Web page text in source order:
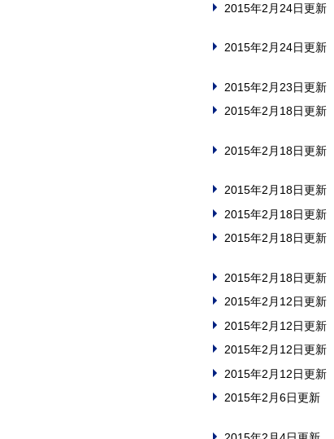
2015年2月24日更新
2015年2月24日更新
2015年2月23日更新
2015年2月18日更新
2015年2月18日更新
2015年2月18日更新
2015年2月18日更新
2015年2月18日更新
2015年2月18日更新
2015年2月12日更新
2015年2月12日更新
2015年2月12日更新
2015年2月12日更新
2015年2月6日更新